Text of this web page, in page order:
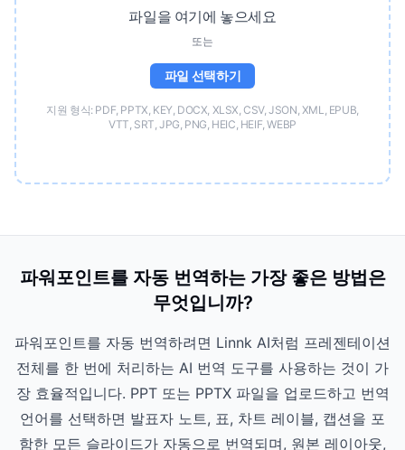
파일을 여기에 놓으세요
또는
파일 선택하기
지원 형식: PDF, PPTX, KEY, DOCX, XLSX, CSV, JSON, XML, EPUB,
VTT, SRT, JPG, PNG, HEIC, HEIF, WEBP
파워포인트를 자동 번역하는 가장 좋은 방법은
무엇입니까?
파워포인트를 자동 번역하려면 Linnk AI처럼 프레젠테이션
전체를 한 번에 처리하는 AI 번역 도구를 사용하는 것이 가
장 효율적입니다. PPT 또는 PPTX 파일을 업로드하고 번역
언어를 선택하면 발표자 노트, 표, 차트 레이블, 캡션을 포
함한 모든 슬라이드가 자동으로 번역되며, 원본 레이아웃,